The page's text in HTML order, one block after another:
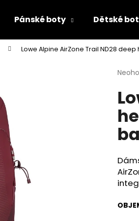
Pánské boty Dětské
Lowe Alpine AirZone Trail ND28
je
0,0
5
Co potřebujete najít?
PÁNSKÉ POLOBOTKY BUGATTI 311-A311U-